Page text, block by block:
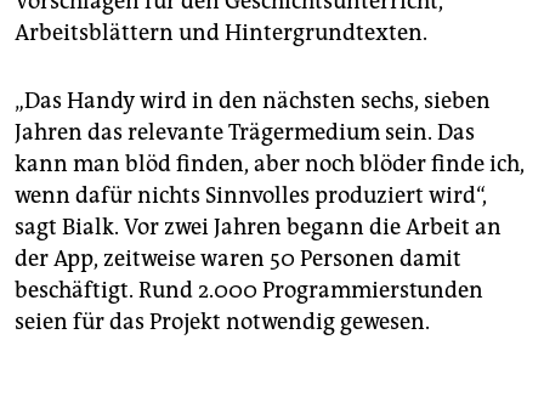
Arbeitsblättern und Hintergrundtexten.
„Das Handy wird in den nächsten sechs, sieben
Jahren das relevante Trägermedium sein. Das
kann man blöd finden, aber noch blöder finde ich,
wenn dafür nichts Sinnvolles produziert wird“,
sagt Bialk. Vor zwei Jahren begann die Arbeit an
der App, zeitweise waren 50 Personen damit
beschäftigt. Rund 2.000 Programmierstunden
seien für das Projekt notwendig gewesen.